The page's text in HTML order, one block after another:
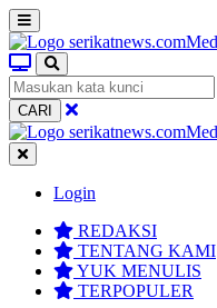
CARI
Login
REDAKSI
TENTANG KAMI
YUK MENULIS
TERPOPULER